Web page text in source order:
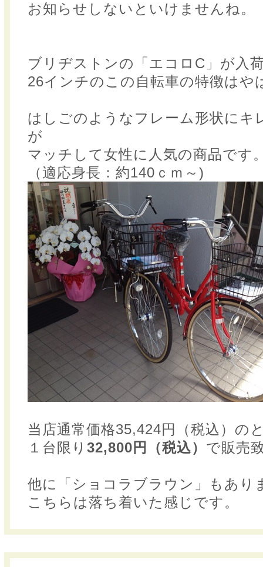
お知らせしないといけませんね。
ブリヂストンの「エコロC」が入
26インチのこの自転車の特徴はや
はしごのようなフレーム形状にキ
が
マッチして女性に人気の商品です
（適応身長：約140ｃｍ～)
当店通常価格35,424円（税込）の
１台限り 32,800円（税込） で販売
他に「ショコラブラウン」もあり
こちらは落ち着いた感じです。